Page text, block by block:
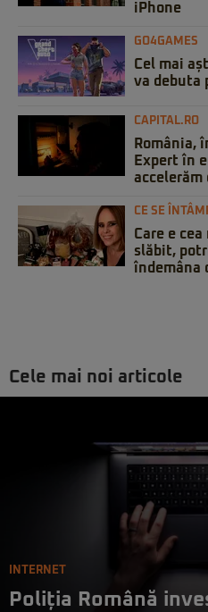
iPhone
GO4GAMES
Cel mai
va debuta
CAPITAL.RO
România,
Expert în
accelerăm
CE SE
Care e
slăbit,
îndemâna
Cele mai noi articole
INTERNET
Poliția Română